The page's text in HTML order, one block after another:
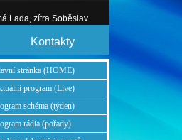
Lada, zítra Soběslav
Kontakty
stránka (HOME)
program (Live)
schéma (týden)
rádia (pořady)